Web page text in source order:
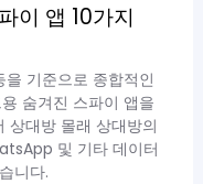
이 앱 10가지
기준으로 종합적인
숨겨진 스파이 앱을
상대방 몰래 상대방의
및 기타 데이터
니다.